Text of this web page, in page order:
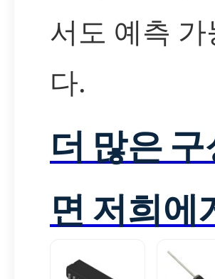
서도 예측
다.
더 많은
면 저희